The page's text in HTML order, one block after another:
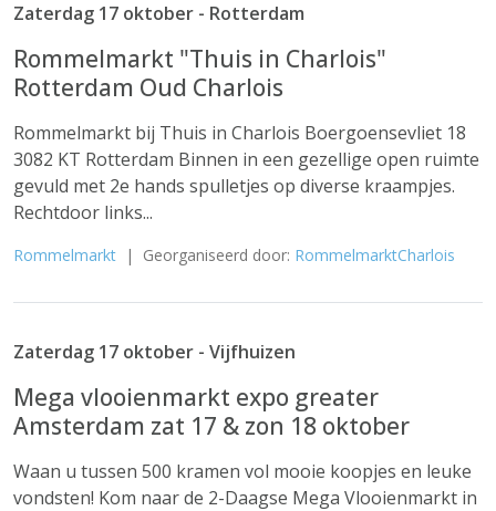
Zaterdag 17 oktober - Rotterdam
Rommelmarkt "Thuis in Charlois"
Rotterdam Oud Charlois
Rommelmarkt bij Thuis in Charlois Boergoensevliet 18
3082 KT Rotterdam Binnen in een gezellige open ruimte
gevuld met 2e hands spulletjes op diverse kraampjes.
Rechtdoor links...
Rommelmarkt | Georganiseerd door: RommelmarktCharlois
Zaterdag 17 oktober - Vijfhuizen
Mega vlooienmarkt expo greater
Amsterdam zat 17 & zon 18 oktober
Waan u tussen 500 kramen vol mooie koopjes en leuke
vondsten! Kom naar de 2-Daagse Mega Vlooienmarkt in